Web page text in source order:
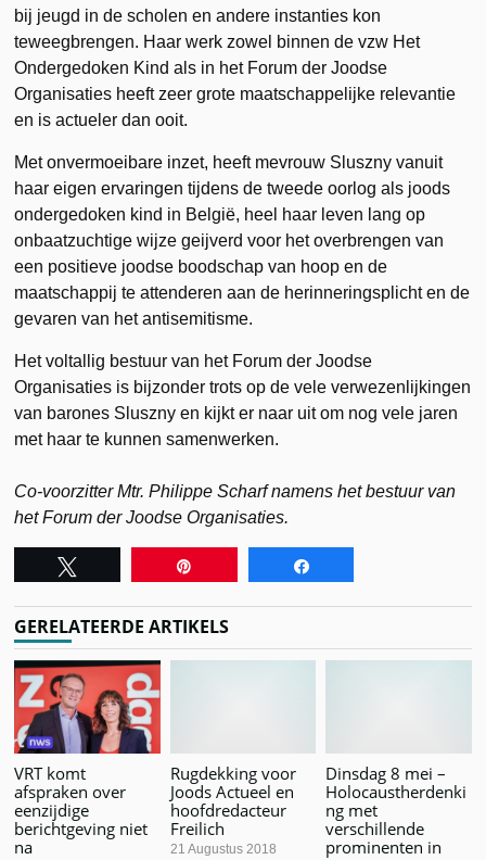
bij jeugd in de scholen en andere instanties kon
teweegbrengen. Haar werk zowel binnen de vzw Het
Ondergedoken Kind als in het Forum der Joodse
Organisaties heeft zeer grote maatschappelijke relevantie
en is actueler dan ooit.
Met onvermoeibare inzet, heeft mevrouw Sluszny vanuit
haar eigen ervaringen tijdens de tweede oorlog als joods
ondergedoken kind in België, heel haar leven lang op
onbaatzuchtige wijze geijverd voor het overbrengen van
een positieve joodse boodschap van hoop en de
maatschappij te attenderen aan de herinneringsplicht en de
gevaren van het antisemitisme.
Het voltallig bestuur van het Forum der Joodse
Organisaties is bijzonder trots op de vele verwezenlijkingen
van barones Sluszny en kijkt er naar uit om nog vele jaren
met haar te kunnen samenwerken.
Co-voorzitter Mtr. Philippe Scharf namens het bestuur van
het Forum der Joodse Organisaties.
GERELATEERDE ARTIKELS
VRT komt
afspraken over
eenzijdige
berichtgeving niet
na
Rugdekking voor
Joods Actueel en
hoofdredacteur
Freilich
21 Augustus 2018
Dinsdag 8 mei –
Holocaustherdenki
ng met
verschillende
prominenten in